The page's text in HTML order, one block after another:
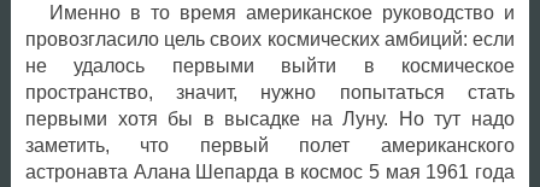
Именно в то время американское руководство и
провозгласило цель своих космических амбиций: если
не удалось первыми выйти в космическое
пространство, значит, нужно попытаться стать
первыми хотя бы в высадке на Луну. Но тут надо
заметить, что первый полет американского
астронавта Алана Шепарда в космос 5 мая 1961 года